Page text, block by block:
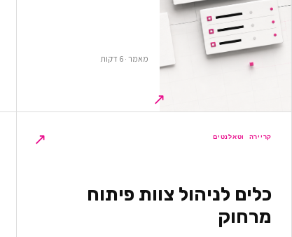
מאמר · 6 דקות
↗
קריירה וטאלנטים
כלים לניהול צוות פיתוח
מרחוק
↗